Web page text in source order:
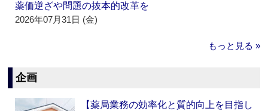
薬価逆ざや問題の抜本的改革を
2026年07月31日 (金)
もっと見る »
企画
【薬局業務の効率化と質的向上を目指し